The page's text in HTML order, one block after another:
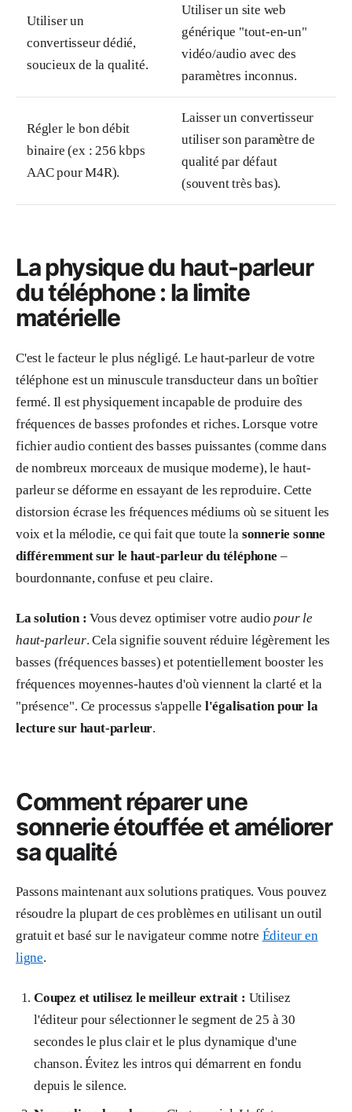
Utiliser un
convertisseur dédié,
soucieux de la qualité.
Utiliser un site web
générique "tout-en-un"
vidéo/audio avec des
paramètres inconnus.
Régler le bon débit
binaire (ex : 256 kbps
AAC pour M4R).
Laisser un convertisseur
utiliser son paramètre de
qualité par défaut
(souvent très bas).
La physique du haut-parleur
du téléphone : la limite
matérielle
C'est le facteur le plus négligé. Le haut-parleur de votre
téléphone est un minuscule transducteur dans un boîtier
fermé. Il est physiquement incapable de produire des
fréquences de basses profondes et riches. Lorsque votre
fichier audio contient des basses puissantes (comme dans
de nombreux morceaux de musique moderne), le haut-
parleur se déforme en essayant de les reproduire. Cette
distorsion écrase les fréquences médiums où se situent les
voix et la mélodie, ce qui fait que toute la sonnerie sonne
différemment sur le haut-parleur du téléphone –
bourdonnante, confuse et peu claire.
La solution : Vous devez optimiser votre audio pour le
haut-parleur. Cela signifie souvent réduire légèrement les
basses (fréquences basses) et potentiellement booster les
fréquences moyennes-hautes d'où viennent la clarté et la
"présence". Ce processus s'appelle l'égalisation pour la
lecture sur haut-parleur.
Comment réparer une
sonnerie étouffée et améliorer
sa qualité
Passons maintenant aux solutions pratiques. Vous pouvez
résoudre la plupart de ces problèmes en utilisant un outil
gratuit et basé sur le navigateur comme notre Éditeur en
ligne.
Coupez et utilisez le meilleur extrait : Utilisez
l'éditeur pour sélectionner le segment de 25 à 30
secondes le plus clair et le plus dynamique d'une
chanson. Évitez les intros qui démarrent en fondu
depuis le silence.